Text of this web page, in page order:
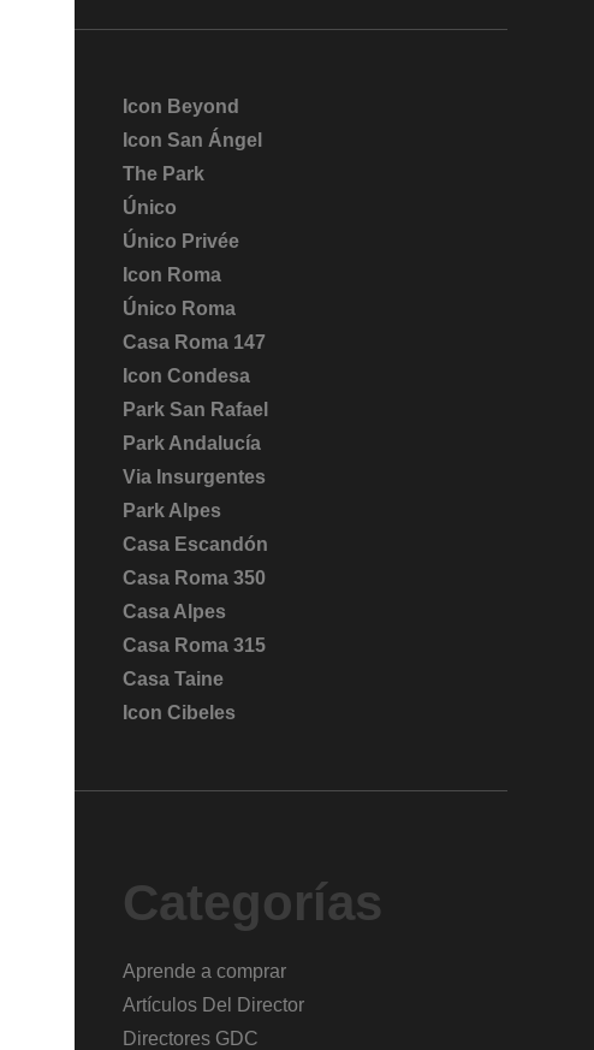
Icon Beyond
Icon San Ángel
The Park
Único
Único Privée
Icon Roma
Único Roma
Casa Roma 147
Icon Condesa
Park San Rafael
Park Andalucía
Via Insurgentes
Park Alpes
Casa Escandón
Casa Roma 350
Casa Alpes
Casa Roma 315
Casa Taine
Icon Cibeles
Categorías
Aprende a comprar
Artículos Del Director
Directores GDC